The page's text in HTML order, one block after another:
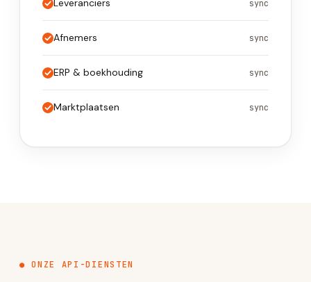
Leveranciers sync
Afnemers sync
ERP & boekhouding sync
Marktplaatsen sync
● ONZE API-DIENSTEN